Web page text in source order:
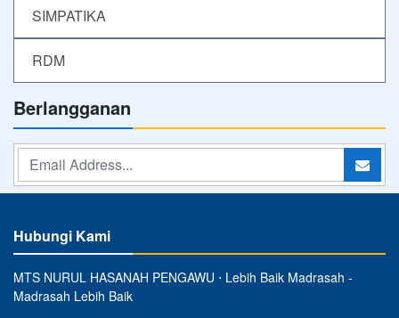
SIMPATIKA
RDM
Berlangganan
Hubungi Kami
MTS NURUL HASANAH PENGAWU ⋅ Lebih Baik Madrasah -
Madrasah Lebih Baik